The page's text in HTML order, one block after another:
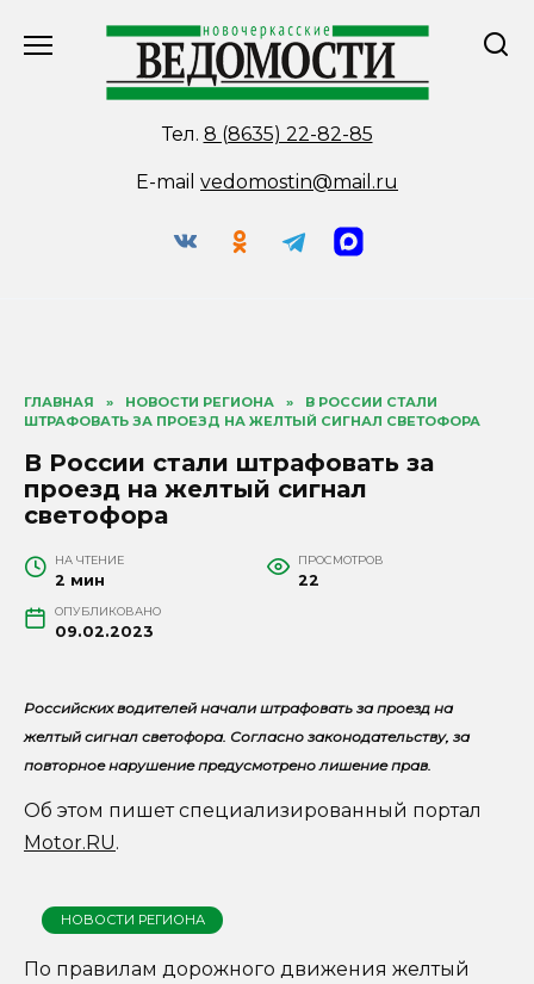
Тел. 8 (8635) 22-82-85
E-mail vedomostin@mail.ru
ГЛАВНАЯ » НОВОСТИ РЕГИОНА »
В РОССИИ СТАЛИ
ШТРАФОВАТЬ ЗА ПРОЕЗД НА ЖЕЛТЫЙ СИГНАЛ СВЕТОФОРА
В России стали штрафовать за
проезд на желтый сигнал
светофора
НА ЧТЕНИЕ
2 мин
ПРОСМОТРОВ
22
ОПУБЛИКОВАНО
09.02.2023
Российских водителей начали штрафовать за проезд на
желтый сигнал светофора. Согласно законодательству, за
повторное нарушение предусмотрено лишение прав.
Об этом пишет специализированный портал
Motor.RU.
НОВОСТИ РЕГИОНА
По правилам дорожного движения желтый